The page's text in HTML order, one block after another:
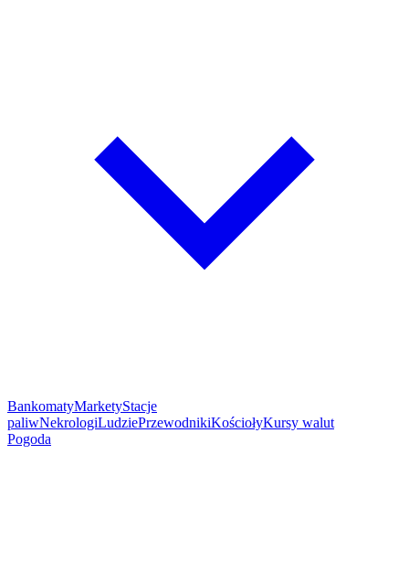
BankomatyMarketyStacje
paliwNekrologiLudziePrzewodnikiKościołyKursy walut
Pogoda